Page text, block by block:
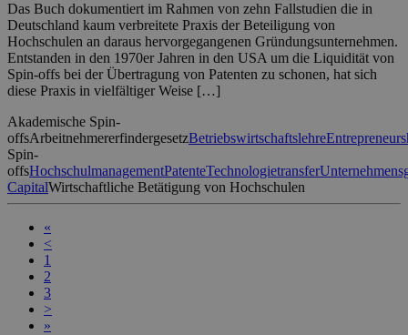
Das Buch dokumentiert im Rahmen von zehn Fallstudien die in
Deutschland kaum verbreitete Praxis der Beteiligung von
Hochschulen an daraus hervorgegangenen Gründungsunternehmen.
Entstanden in den 1970er Jahren in den USA um die Liquidität von
Spin-offs bei der Übertragung von Patenten zu schonen, hat sich
diese Praxis in vielfältiger Weise […]
Akademische Spin-
offsArbeitnehmererfindergesetzBetriebswirtschaftslehre
Spin-
offsHochschulmanagementPatenteTechnologietransfer
CapitalWirtschaftliche Betätigung von Hochschulen
«
<
1
2
3
>
»